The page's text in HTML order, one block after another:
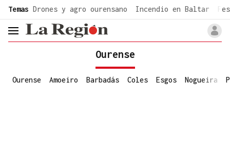
Temas Drones y agro ourensano Incendio en Baltar
header.menu.open
Ourense
Ourense Amoeiro Barbadás Coles Esgos Nogueira